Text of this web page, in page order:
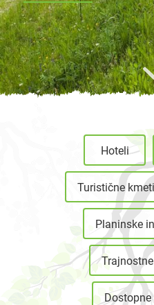
Hoteli
Turistične
Planinske